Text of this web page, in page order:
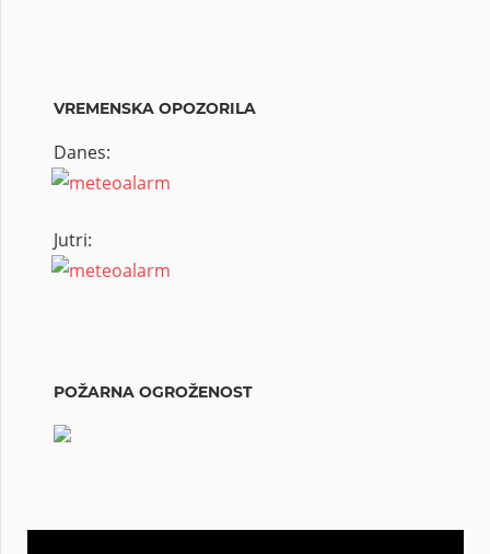
VREMENSKA OPOZORILA
Danes:
Jutri:
POŽARNA OGROŽENOST